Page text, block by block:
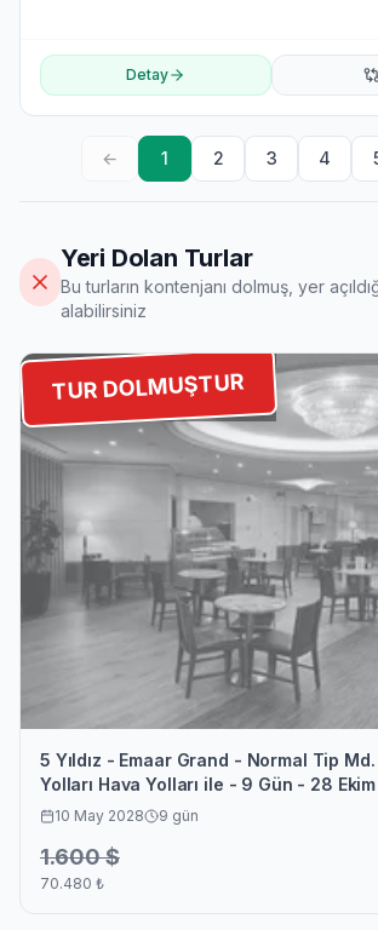
Detay
← 1 2 3 4
Yeri Dolan Turlar
Bu turların kontenjanı dolmuş, yer
alabilirsiniz
TUR DOLMUŞTUR
5 Yıldız - Emaar Grand - Normal Tip
Yolları Hava Yolları ile - 9 Gün - 28
10 May 2028 9 gün
1.600$
70.480 ₺